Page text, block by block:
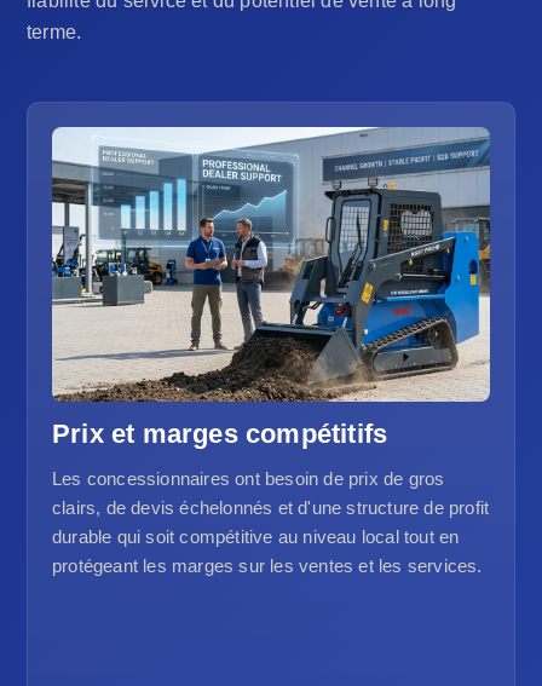
terme.
Prix et marges compétitifs
Les concessionnaires ont besoin de prix de gros
clairs, de devis échelonnés et d'une structure de profit
durable qui soit compétitive au niveau local tout en
protégeant les marges sur les ventes et les services.